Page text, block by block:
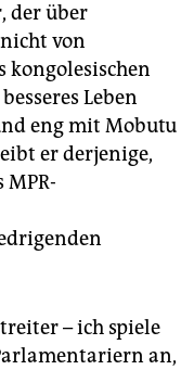
der über
von
kongolesischen
Leben
eng mit Mobutu
er derjenige,
MPR-
– ich spiele
an,